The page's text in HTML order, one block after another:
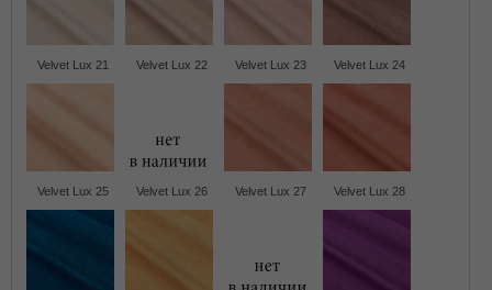
Velvet Lux 21 Velvet Lux 22 Velvet Lux 23 Velvet Lux 24
Velvet Lux 25 Velvet Lux 26 Velvet Lux 27 Velvet Lux 28